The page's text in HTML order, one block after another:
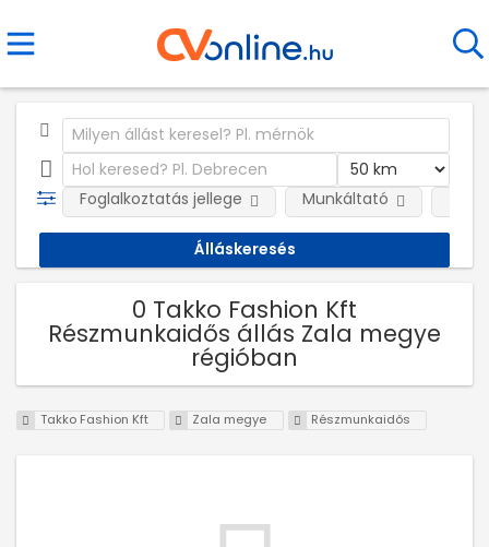
Foglalkoztatás jellege Munkáltató
0 Takko Fashion Kft
Részmunkaidős állás Zala megye
régióban
Takko Fashion Kft Zala megye Részmunkaidős